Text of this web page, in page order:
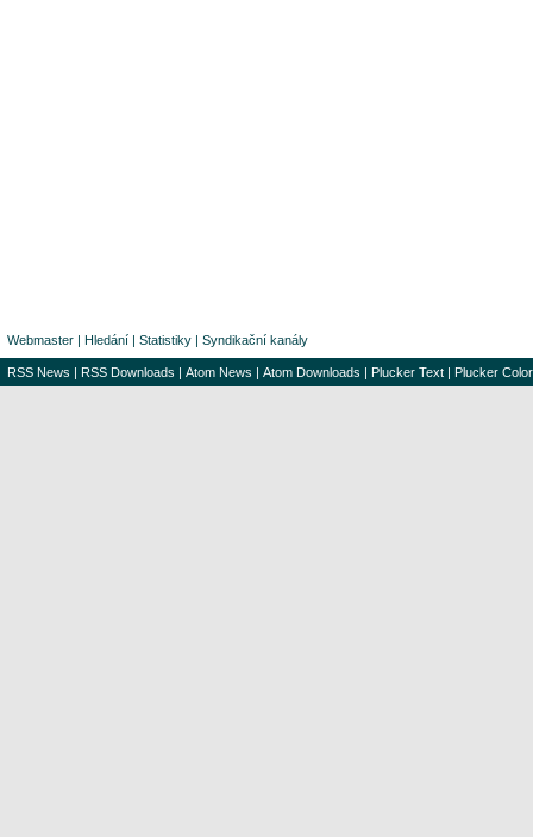
Webmaster | Hledání | Statistiky | Syndikační kanály
RSS News | RSS Downloads | Atom News | Atom Downloads | Plucker Text | Plucker Color